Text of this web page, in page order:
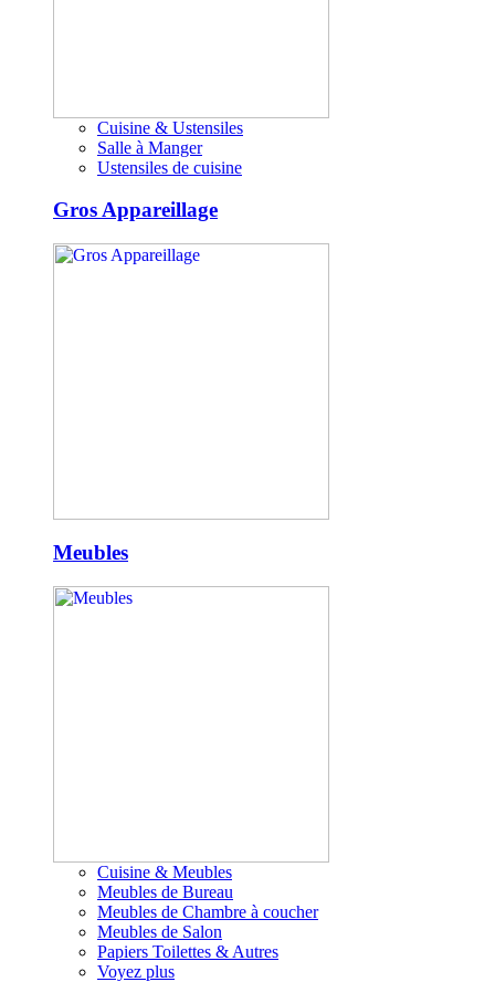
Cuisine & Ustensiles
Salle à Manger
Ustensiles de cuisine
Gros Appareillage
Meubles
Cuisine & Meubles
Meubles de Bureau
Meubles de Chambre à coucher
Meubles de Salon
Papiers Toilettes & Autres
Voyez plus